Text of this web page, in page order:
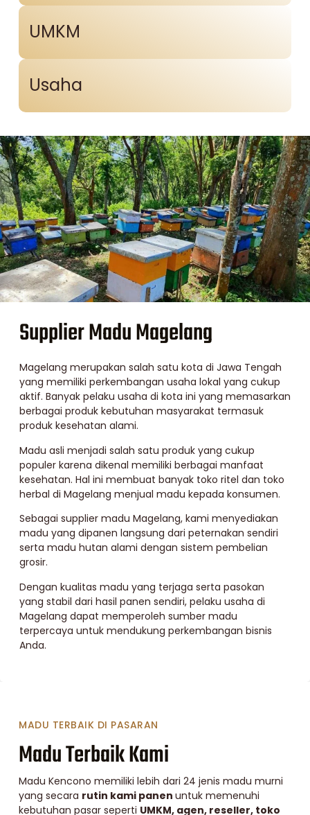
UMKM
Usaha
Supplier Madu Magelang
Magelang merupakan salah satu kota di Jawa Tengah
yang memiliki perkembangan usaha lokal yang cukup
aktif. Banyak pelaku usaha di kota ini yang memasarkan
berbagai produk kebutuhan masyarakat termasuk
produk kesehatan alami.
Madu asli menjadi salah satu produk yang cukup
populer karena dikenal memiliki berbagai manfaat
kesehatan. Hal ini membuat banyak toko ritel dan toko
herbal di Magelang menjual madu kepada konsumen.
Sebagai supplier madu Magelang, kami menyediakan
madu yang dipanen langsung dari peternakan sendiri
serta madu hutan alami dengan sistem pembelian
grosir.
Dengan kualitas madu yang terjaga serta pasokan
yang stabil dari hasil panen sendiri, pelaku usaha di
Magelang dapat memperoleh sumber madu
terpercaya untuk mendukung perkembangan bisnis
Anda.
MADU TERBAIK DI PASARAN
Madu Terbaik Kami
Madu Kencono memiliki lebih dari 24 jenis madu murni
yang secara rutin kami panen untuk memenuhi
kebutuhan pasar seperti UMKM, agen, reseller, toko